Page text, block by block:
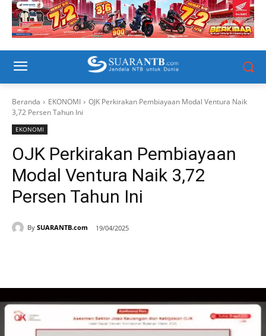
Beranda EKONOMI
OJK Perkirakan Pembiayaan Modal Ventura Naik
3,72 Persen Tahun Ini
EKONOMI
OJK Perkirakan Pembiayaan
Modal Ventura Naik 3,72
Persen Tahun Ini
By SUARANTB.com 19/04/2025